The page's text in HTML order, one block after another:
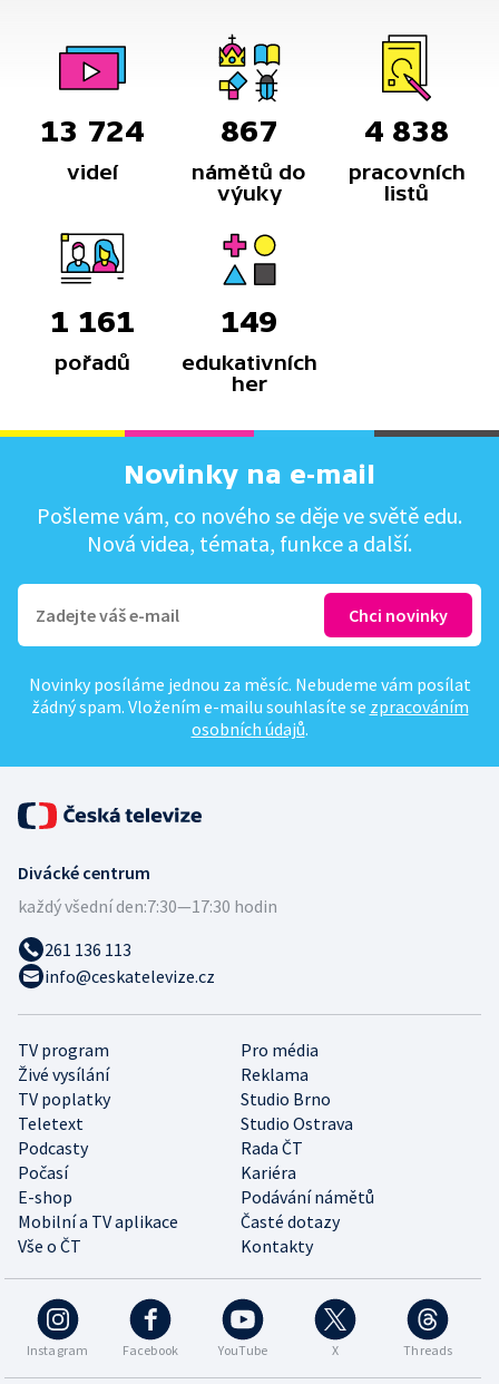
13 724
videí
867
námětů do
výuky
4 838
pracovních
listů
1 161
pořadů
149
edukativních
her
Novinky na e-mail
Pošleme vám, co nového se děje ve světě edu.
Nová videa, témata, funkce a další.
Novinky posíláme jednou za měsíc. Nebudeme vám posílat
žádný spam. Vložením e-mailu souhlasíte se zpracováním
osobních údajů.